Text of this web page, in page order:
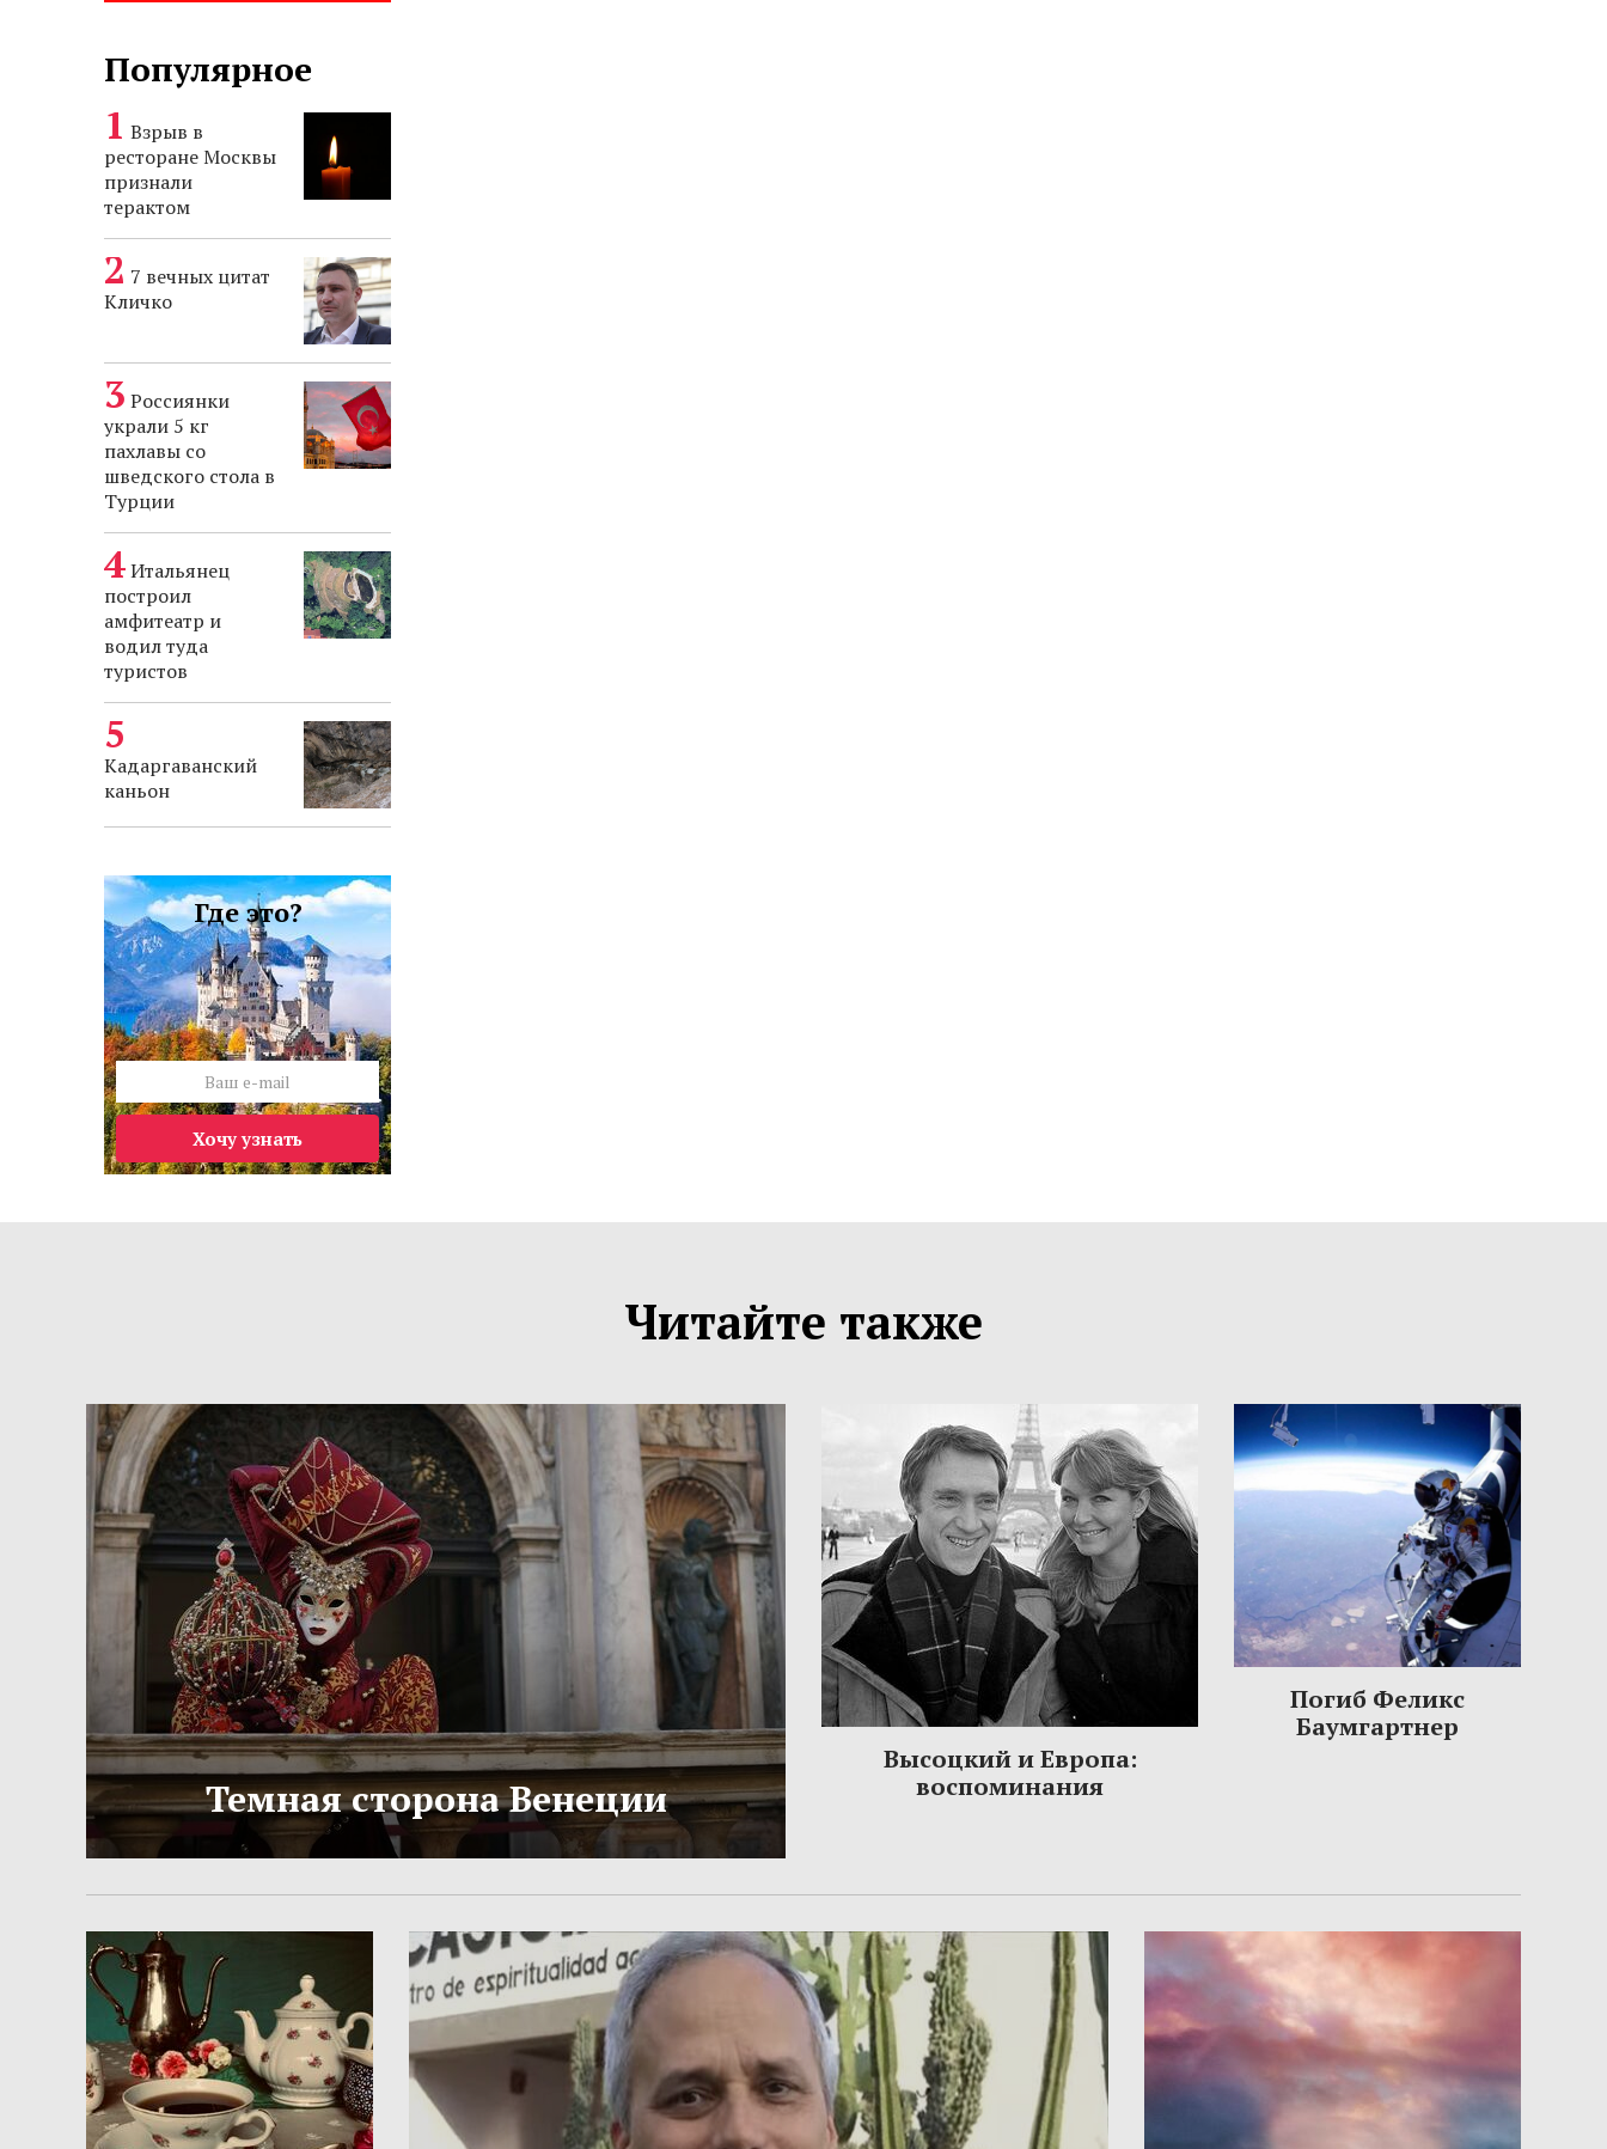
Популярное
Взрыв в
ресторане Москвы
признали
терактом
7 вечных цитат
Кличко
Россиянки
украли 5 кг
пахлавы со
шведского стола в
Турции
Итальянец
построил
амфитеатр и
водил туда
туристов
Кадаргаванский
каньон
Где это?
Хочу узнать
Читайте также
Темная сторона Венеции
Высоцкий и Европа:
воспоминания
Погиб Феликс
Баумгартнер